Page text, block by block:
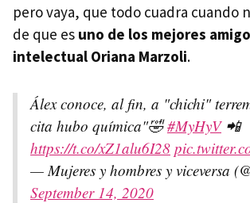
pero vaya, que todo cuadra cuando
de que es uno de los mejores
intelectual Oriana Marzoli.
Álex conoce, al fin, a "chichi"
cita hubo química"🤣#MyHyV📲
https://t.co/xZ1alu6I28
— Mujeres y hombres y viceversa
September 14, 2020